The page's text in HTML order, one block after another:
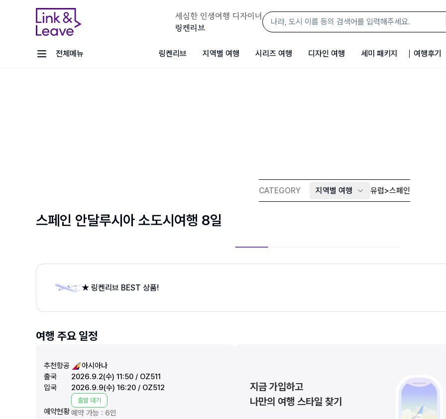
세심한 인생여행 디자이너
링켄리브
전체메뉴 링켄리브 지역별 여행 시리즈 여행 디자인 여행 세미 패키지 여행후기
CATEGORY 지역별 여행 유럽>스페인
스페인 안달루시아 소도시여행 8일
★ 링켄리브 BEST 상품!
여행 주요 일정
추천항공
아시아나
출국
2026.9.2(수) 11:50 / OZ511
입국
2026.9.9(수) 16:20 / OZ512
예약현황예약 가능 : 6인
출발 대기
지금 가입하고
나만의 여행 스타일 찾기